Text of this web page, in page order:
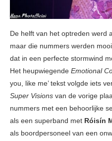
De helft van het optreden werd
maar die nummers werden
dat in een perfecte stormwind
Het heupwiegende Emotional
you, like me’ tekst volgde iets
Super Visions van de vorige
nummers met een behoorlijke
als een superband met Róisín
als boordpersoneel van een